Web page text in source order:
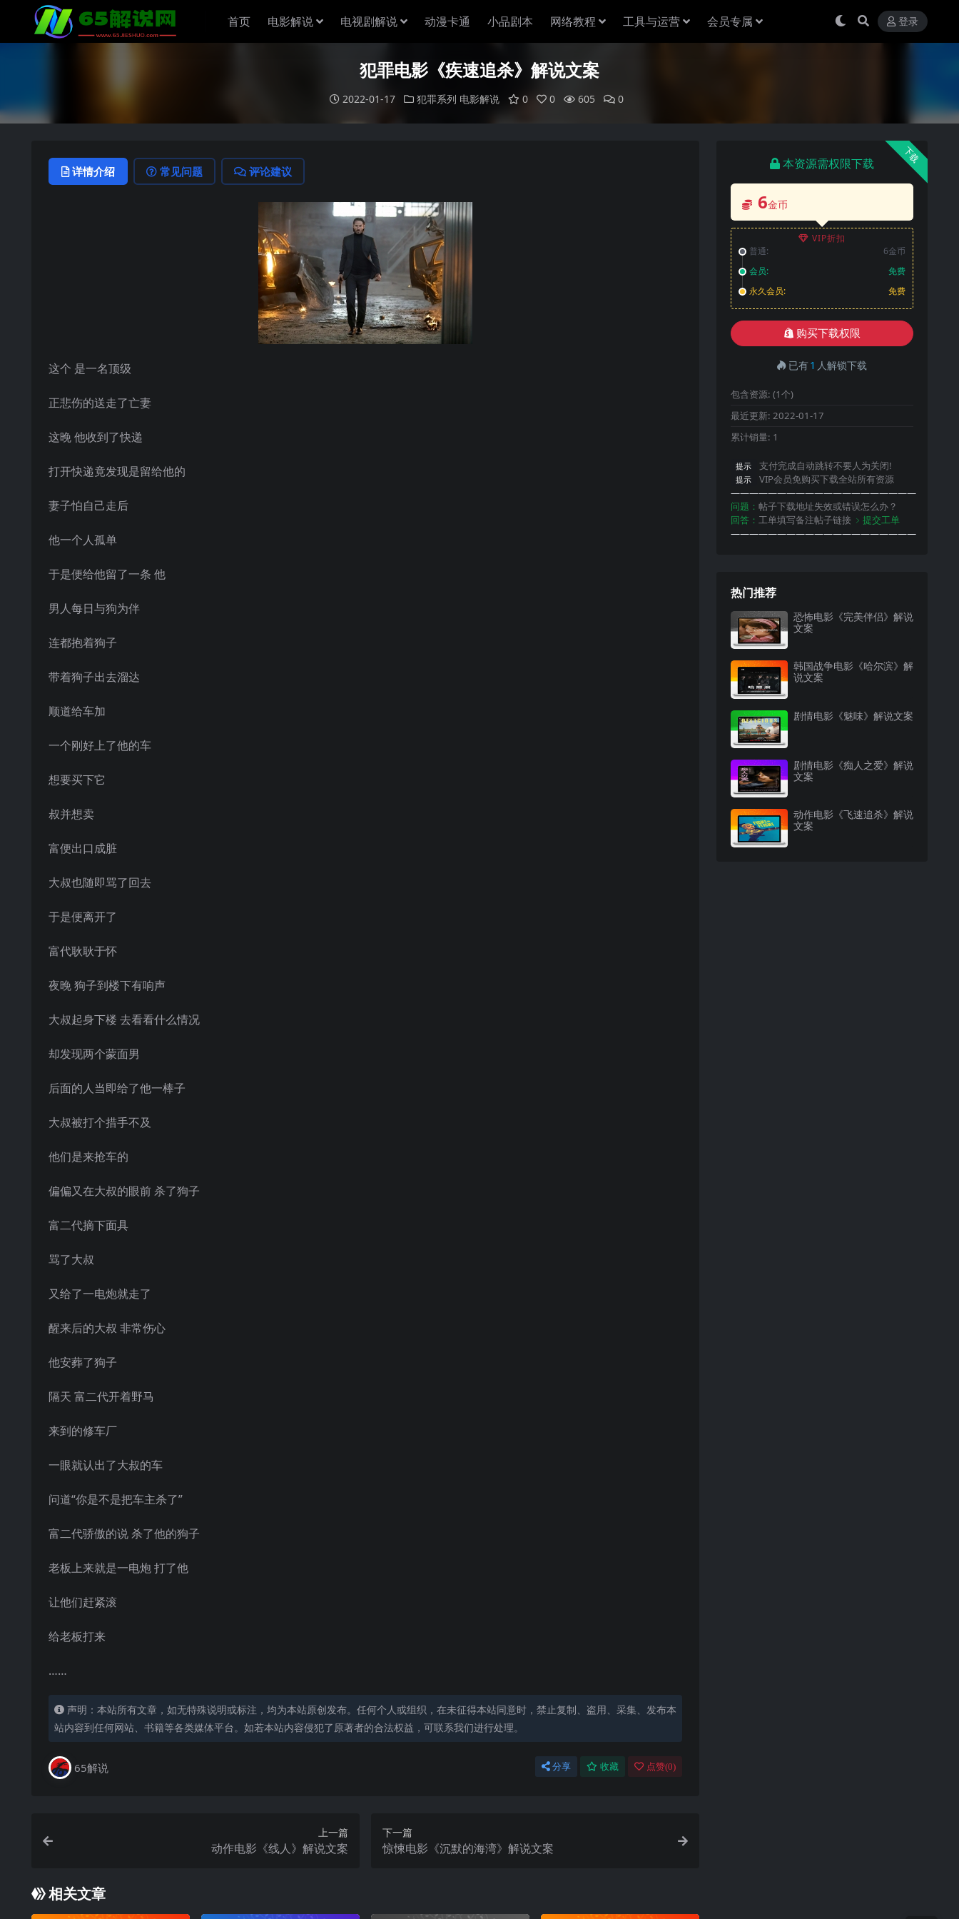
首页 电影解说 电视剧解说 动漫卡通 小品剧本 网络教程 工具与运营 会员专属 登录
犯罪电影《疾速追杀》解说文案
2022-01-17 犯罪系列 电影解说 0 0 605 0
详情介绍 常见问题 评论建议
这个 是一名顶级
正悲伤的送走了亡妻
这晚 他收到了快递
打开快递竟发现是留给他的
妻子怕自己走后
他一个人孤单
于是便给他留了一条 他
男人每日与狗为伴
连都抱着狗子
带着狗子出去溜达
顺道给车加
一个刚好上了他的车
想要买下它
叔并想卖
富便出口成脏
大叔也随即骂了回去
于是便离开了
富代耿耿于怀
夜晚 狗子到楼下有响声
大叔起身下楼 去看看什么情况
却发现两个蒙面男
后面的人当即给了他一棒子
大叔被打个措手不及
他们是来抢车的
偏偏又在大叔的眼前 杀了狗子
富二代摘下面具
骂了大叔
又给了一电炮就走了
醒来后的大叔 非常伤心
他安葬了狗子
隔天 富二代开着野马
来到的修车厂
一眼就认出了大叔的车
问道“你是不是把车主杀了”
富二代骄傲的说 杀了他的狗子
老板上来就是一电炮 打了他
让他们赶紧滚
给老板打来
……
声明：本站所有文章，如无特殊说明或标注，均为本站原创发布。任何个人或组织，在未征得本站同意时，禁止复制、盗用、采集、发布本
站内容到任何网站、书籍等各类媒体平台。如若本站内容侵犯了原著者的合法权益，可联系我们进行处理。
65解说 分享 收藏 点赞(0)
上一篇
动作电影《线人》解说文案
下一篇
惊悚电影《沉默的海湾》解说文案
相关文章
下载
本资源需权限下载
6金币
VIP折扣
普通:
6金币
会员:
免费
永久会员:
免费
购买下载权限
已有1 人解锁下载
包含资源: (1个)
最近更新: 2022-01-17
累计销量: 1
提示 支付完成自动跳转不要人为关闭!
提示
VIP会员免购买下载全站所有资源
————————————————————
问题： 帖子下载地址失效或错误怎么办？
回答： 工单填写备注帖子链接 ﹥提交工单
————————————————————
热门推荐
恐怖电影《完美伴侣》解说
文案
韩国战争电影《哈尔滨》解
说文案
剧情电影《魅味》解说文案
剧情电影《痴人之爱》解说
文案
动作电影《飞速追杀》解说
文案